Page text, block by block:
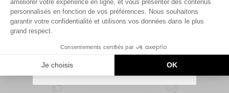
CB, Amex, Paypal, Klarna
Livraison Gratuite
Dès 200€ en France